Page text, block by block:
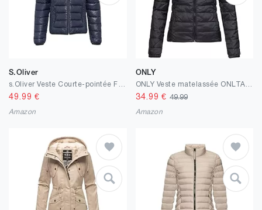
S.Oliver
49.99 €
Amazon
ONLY
34.99 € 49.99
Amazon